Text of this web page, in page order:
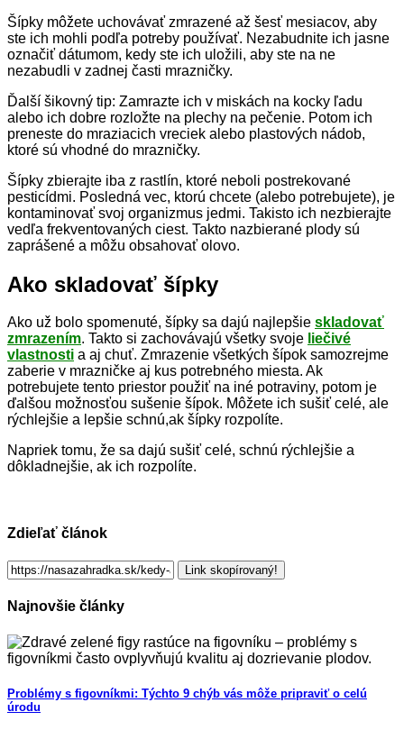
Šípky môžete uchovávať zmrazené až šesť mesiacov, aby
ste ich mohli podľa potreby používať. Nezabudnite ich jasne
označiť dátumom, kedy ste ich uložili, aby ste na ne
nezabudli v zadnej časti mrazničky.
Ďalší šikovný tip: Zamrazte ich v miskách na kocky ľadu
alebo ich dobre rozložte na plechy na pečenie. Potom ich
preneste do mraziacich vreciek alebo plastových nádob,
ktoré sú vhodné do mrazničky.
Šípky zbierajte iba z rastlín, ktoré neboli postrekované
pesticídmi. Posledná vec, ktorú chcete (alebo potrebujete), je
kontaminovať svoj organizmus jedmi. Takisto ich nezbierajte
vedľa frekventovaných ciest. Takto nazbierané plody sú
zaprášené a môžu obsahovať olovo.
Ako skladovať šípky
Ako už bolo spomenuté, šípky sa dajú najlepšie skladovať
zmrazením. Takto si zachovávajú všetky svoje liečivé
vlastnosti a aj chuť. Zmrazenie všetkých šípok samozrejme
zaberie v mrazničke aj kus potrebného miesta. Ak
potrebujete tento priestor použiť na iné potraviny, potom je
ďalšou možnosťou sušenie šípok. Môžete ich sušiť celé, ale
rýchlejšie a lepšie schnú,ak šípky rozpolíte.
Napriek tomu, že sa dajú sušiť celé, schnú rýchlejšie a
dôkladnejšie, ak ich rozpolíte.
Zdieľať článok
Link skopírovaný!
Najnovšie články
Problémy s figovníkmi: Týchto 9 chýb vás môže pripraviť o celú
úrodu